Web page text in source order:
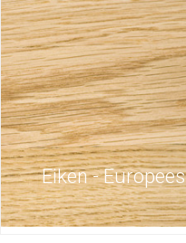
Eiken - Europees